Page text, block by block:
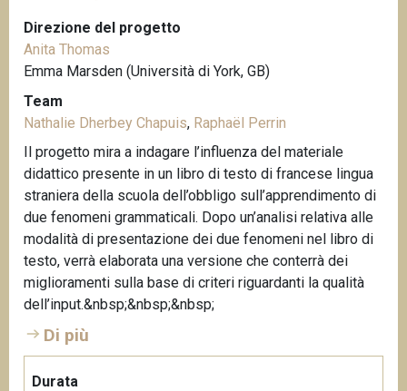
Direzione del progetto
Anita Thomas
Emma Marsden (Università di York, GB)
Team
Nathalie Dherbey Chapuis, Raphaël Perrin
Il progetto mira a indagare l’influenza del materiale
didattico presente in un libro di testo di francese lingua
straniera della scuola dell’obbligo sull’apprendimento di
due fenomeni grammaticali. Dopo un’analisi relativa alle
modalità di presentazione dei due fenomeni nel libro di
testo, verrà elaborata una versione che conterrà dei
miglioramenti sulla base di criteri riguardanti la qualità
dell’input.&nbsp;&nbsp;&nbsp;
Di più
Durata